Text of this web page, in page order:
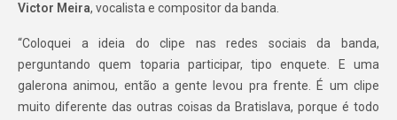
Victor Meira, vocalista e compositor da banda.
“Coloquei a ideia do clipe nas redes sociais da banda,
perguntando quem toparia participar, tipo enquete. E uma
galerona animou, então a gente levou pra frente. É um clipe
muito diferente das outras coisas da Bratislava, porque é todo